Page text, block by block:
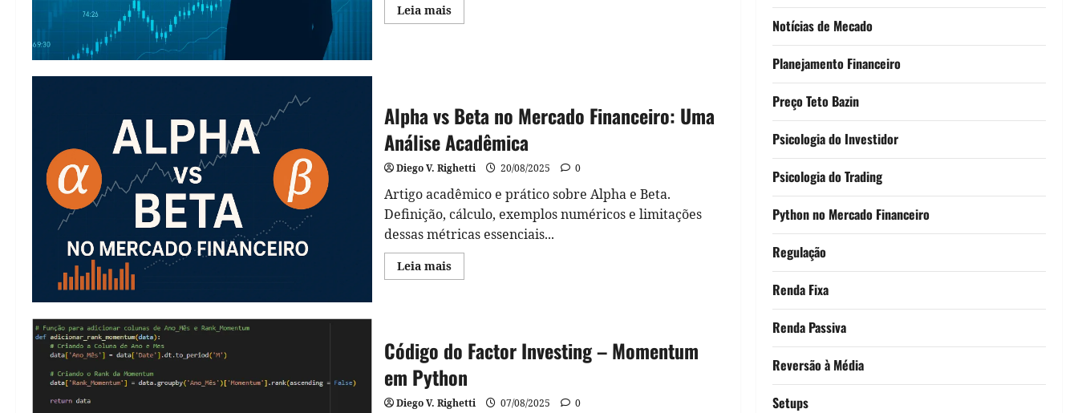
Leia maisRead
more
Alpha vs Beta no Mercado Financeiro: Uma
Análise Acadêmica
Diego V. Righetti 20/08/2025 0
Artigo acadêmico e prático sobre Alpha e Beta.
Definição, cálculo, exemplos numéricos e limitações
dessas métricas essenciais...
Leia maisRead
more
Mercado
Financeiro:
Análise
Acadêmica
Código do Factor Investing – Momentum
em Python
Diego V. Righetti 07/08/2025 0
Notícias de Mecado
Planejamento Financeiro
Preço Teto Bazin
Psicologia do Investidor
Psicologia do Trading
Python no Mercado Financeiro
Regulação
Renda Fixa
Renda Passiva
Reversão à Média
Setups